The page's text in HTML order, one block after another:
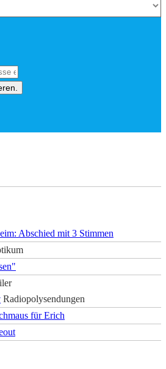
Abschied mit 3 Stimmen
Radiopolysendungen
für Erich